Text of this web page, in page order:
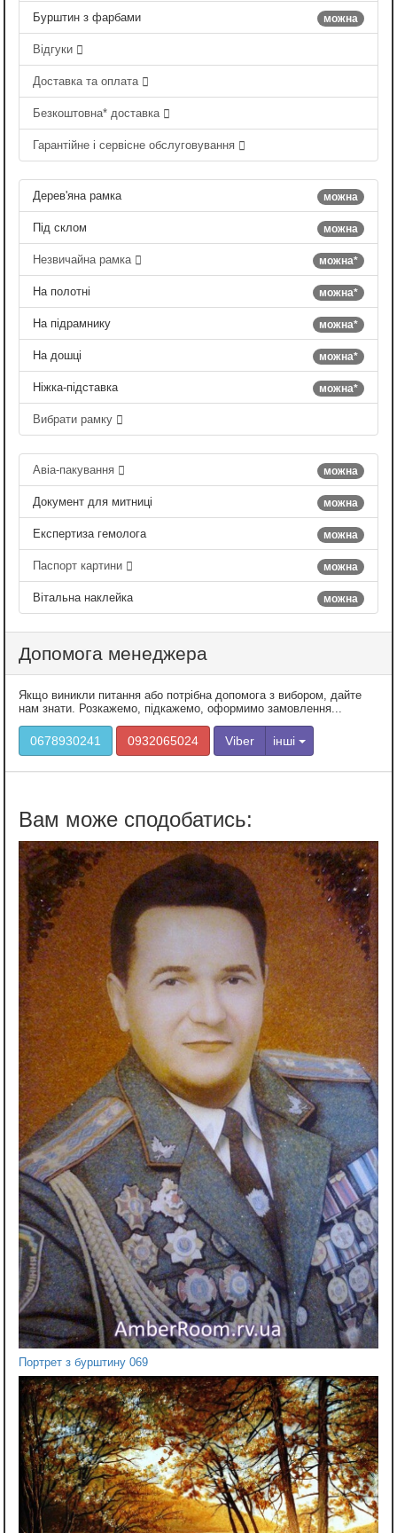
можна
Бурштин з фарбами
Відгуки
Доставка та оплата
Безкоштовна* доставка
Гарантійне і сервісне обслуговування
можна
Дерев'яна рамка
можна
Під склом
можна*
Незвичайна рамка
можна*
На полотні
можна*
На підрамнику
можна*
На дошці
можна*
Ніжка-підставка
Вибрати рамку
можна
Авіа-пакування
можна
Документ для митниці
можна
Експертиза гемолога
можна
Паспорт картини
можна
Вітальна наклейка
Допомога менеджера
Якщо виникли питання або потрібна допомога з вибором, дайте
нам знати. Розкажемо, підкажемо, оформимо замовлення...
0678930241 0932065024 Viber інші
Портрет з бурштину 069